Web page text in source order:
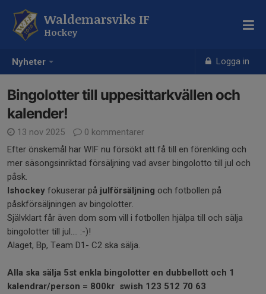
Nyheter Logga in
Waldemarsviks IF
Hockey
Bingolotter till uppesittarkvällen och
kalender!
13 nov 2025
0 kommentarer
Efter önskemål har WIF nu försökt att få till en förenkling och
mer säsongsinriktad försäljning vad avser bingolotto till jul och
påsk.
Ishockey fokuserar på julförsäljning och fotbollen på
påskförsäljningen av bingolotter.
Självklart får även dom som vill i fotbollen hjälpa till och sälja
bingolotter till jul.... :-)!
Alaget, Bp, Team D1- C2 ska sälja.
Alla ska sälja 5st enkla bingolotter en dubbellott och 1
kalendrar/person = 800kr swish 123 512 70 63